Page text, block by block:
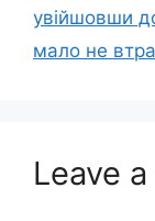
увійшовши
мало не
Leave